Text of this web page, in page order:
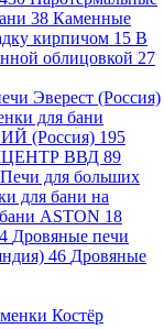
38 Каменные
кирпичом 15 В
облицовкой 27
Эверест (Россия)
для бани
(Россия) 195
ВВД 89
Печи для больших
для бани на
ASTON 18
Дровяные печи
46 Дровяные
Костёр